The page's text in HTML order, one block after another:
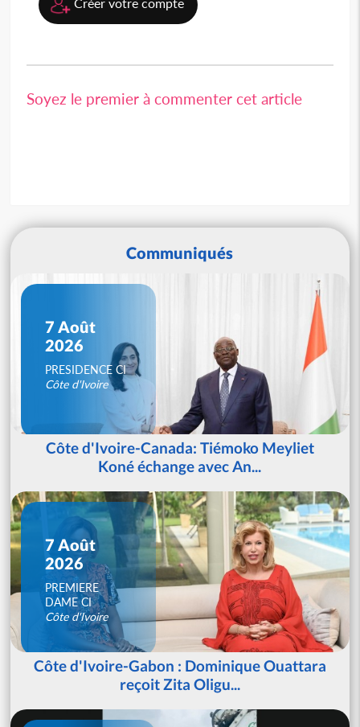
Soyez le premier à commenter cet article
Communiqués
7 Août
2026
PRESIDENCE CI
Côte d'Ivoire
Côte d'Ivoire-Canada: Tiémoko Meyliet
Koné échange avec An...
7 Août
2026
PREMIERE
DAME CI
Côte d'Ivoire
Côte d'Ivoire-Gabon : Dominique Ouattara
reçoit Zita Oligu...